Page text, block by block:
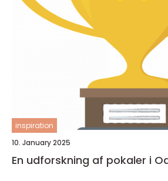
inspiration
10. January 2025
En udforskning af pokaler i